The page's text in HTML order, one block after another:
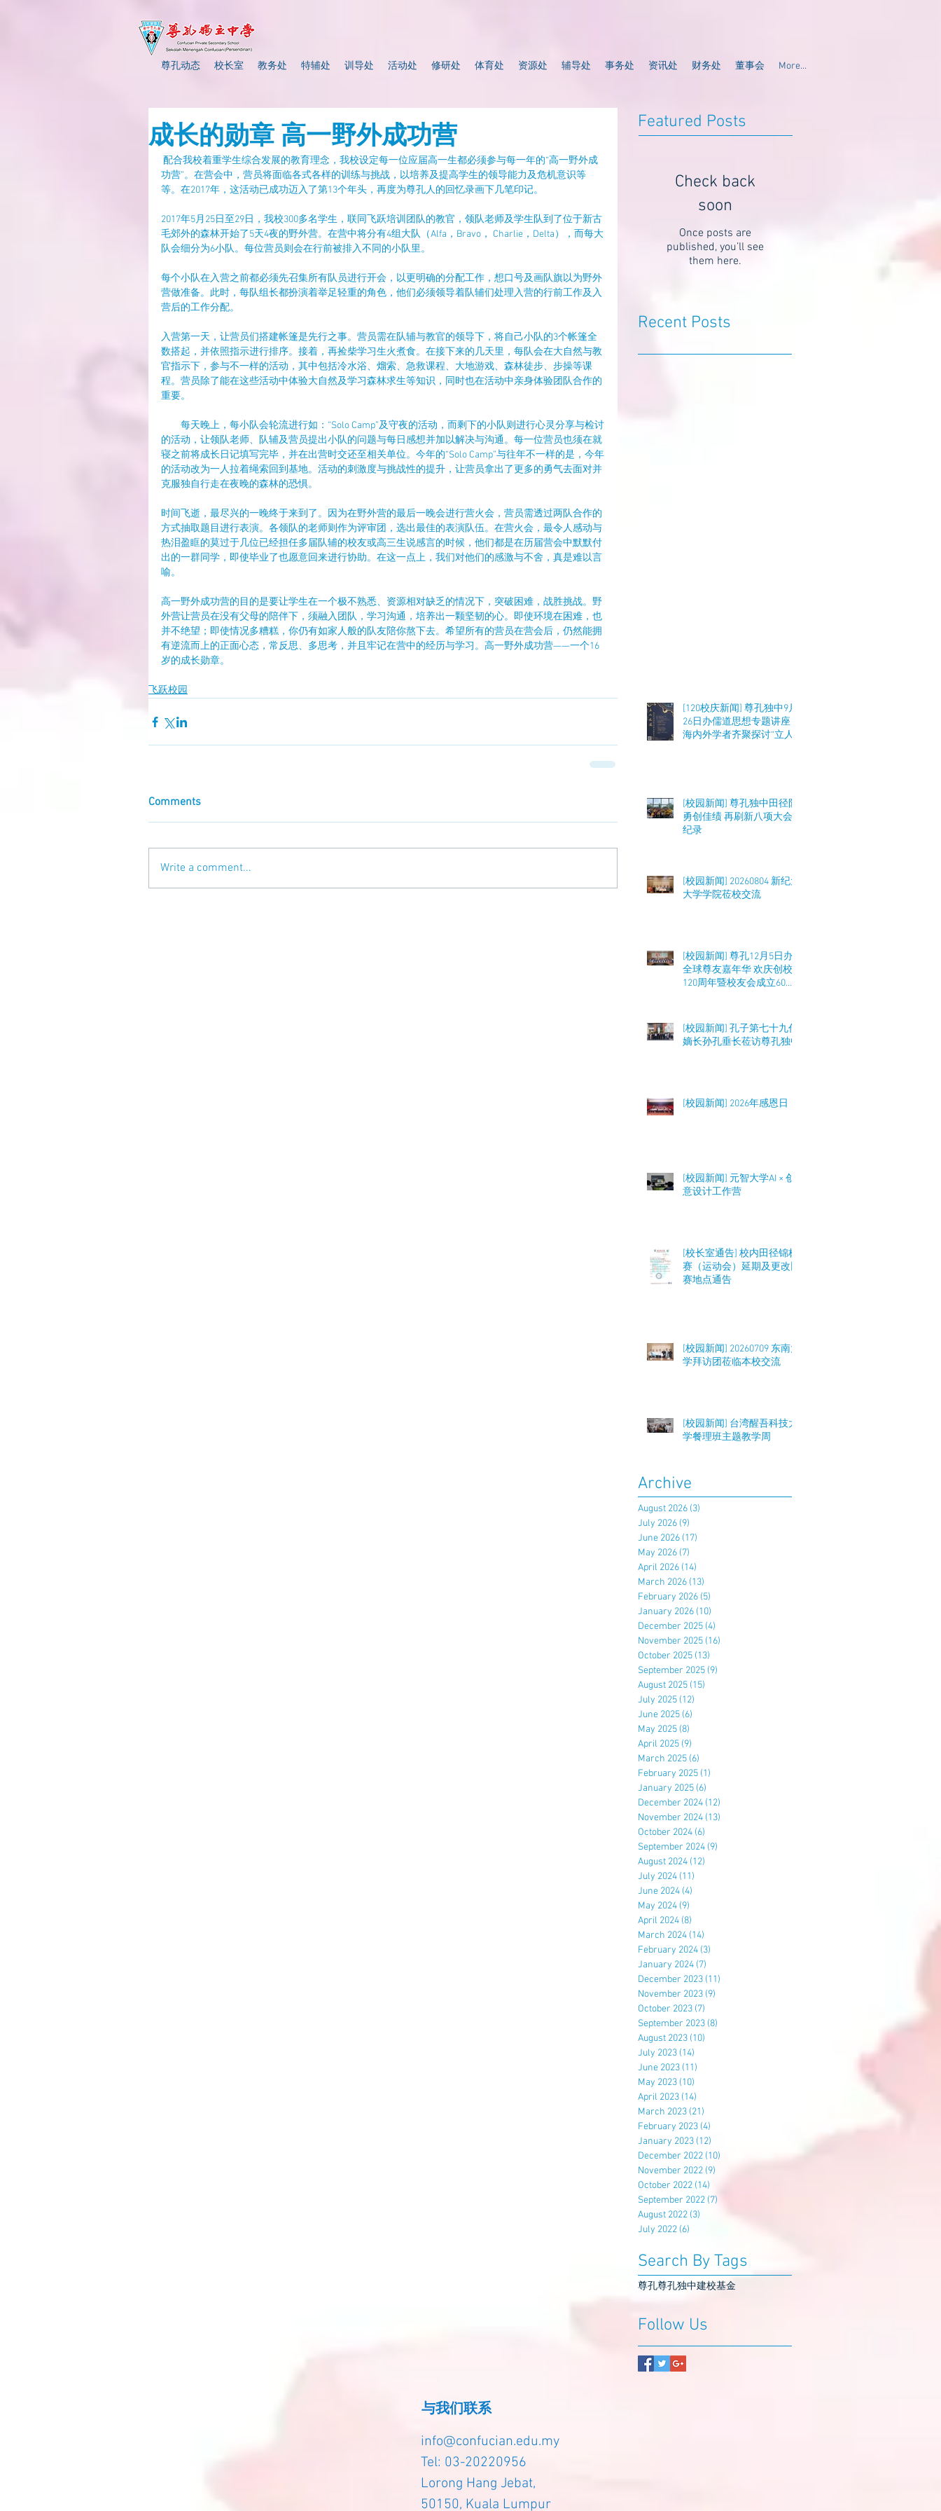
尊孔动态 校长室 教务处 特辅处 训导处 活动处 修研处 体育处 资源处 辅导处 事务处 资讯处 财务处 董事会 More...
成长的勋章 高一野外成功营
功营”。在营会中，营员将面临各式各样的训练与挑战，以培养及提高学生的领导能力及危机意识等
等。在2017年，这活动已成功迈入了第13个年头，再度为尊孔人的回忆录画下几笔印记。
2017年5月25日至29日，我校300多名学生，联同飞跃培训团队的教官，领队老师及学生队到了位于新古
毛郊外的森林开始了5天4夜的野外营。在营中将分有4组大队（Alfa，Bravo， Charlie，Delta），而每大
队会细分为6小队。每位营员则会在行前被排入不同的小队里。
每个小队在入营之前都必须先召集所有队员进行开会，以更明确的分配工作，想口号及画队旗以为野外
营做准备。此时，每队组长都扮演着举足轻重的角色，他们必须领导着队辅们处理入营的行前工作及入
营后的工作分配。
入营第一天，让营员们搭建帐篷是先行之事。营员需在队辅与教官的领导下，将自己小队的3个帐篷全
数搭起，并依照指示进行排序。接着，再捡柴学习生火煮食。在接下来的几天里，每队会在大自然与教
官指示下，参与不一样的活动，其中包括冷水浴、熘索、急救课程、大地游戏、森林徒步、步操等课
程。营员除了能在这些活动中体验大自然及学习森林求生等知识，同时也在活动中亲身体验团队合作的
重要。
每天晚上，每小队会轮流进行如：“Solo Camp”及守夜的活动，而剩下的小队则进行心灵分享与检讨
的活动，让领队老师、队辅及营员提出小队的问题与每日感想并加以解决与沟通。每一位营员也须在就
寝之前将成长日记填写完毕，并在出营时交还至相关单位。今年的“Solo Camp”与往年不一样的是，今年
的活动改为一人拉着绳索回到基地。活动的刺激度与挑战性的提升，让营员拿出了更多的勇气去面对并
克服独自行走在夜晚的森林的恐惧。
时间飞逝，最尽兴的一晚终于来到了。因为在野外营的最后一晚会进行营火会，营员需透过两队合作的
方式抽取题目进行表演。各领队的老师则作为评审团，选出最佳的表演队伍。在营火会，最令人感动与
热泪盈眶的莫过于几位已经担任多届队辅的校友或高三生说感言的时候，他们都是在历届营会中默默付
出的一群同学，即使毕业了也愿意回来进行协助。在这一点上，我们对他们的感激与不舍，真是难以言
喻。
高一野外成功营的目的是要让学生在一个极不熟悉、资源相对缺乏的情况下，突破困难，战胜挑战。野
外营让营员在没有父母的陪伴下，须融入团队，学习沟通，培养出一颗坚韧的心。即使环境在困难，也
并不绝望；即使情况多糟糕，你仍有如家人般的队友陪你熬下去。希望所有的营员在营会后，仍然能拥
有逆流而上的正面心态，常反思、多思考，并且牢记在营中的经历与学习。高一野外成功营——一个16
岁的成长勋章。
飞跃校园
Comments
Write a comment...
Featured Posts
Check back
soon
Once posts are
published, you’ll see
them here.
Recent Posts
[120校庆新闻] 尊孔独中9月
26日办儒道思想专题讲座
海内外学者齐聚探讨“立人
[校园新闻] 尊孔独中田径队
勇创佳绩 再刷新八项大会
纪录
[校园新闻] 20260804 新纪元
大学学院莅校交流
[校园新闻] 尊孔12月5日办
全球尊友嘉年华 欢庆创校
120周年暨校友会成立60周
[校园新闻] 孔子第七十九代
嫡长孙孔垂长莅访尊孔独中
[校园新闻] 2026年感恩日
[校园新闻] 元智大学AI × 创
意设计工作营
[校长室通告] 校内田径锦标
赛（运动会）延期及更改比
赛地点通告
[校园新闻] 20260709 东南大
学拜访团莅临本校交流
[校园新闻] 台湾醒吾科技大
学餐理班主题教学周
Archive
August 2026 (3)
July 2026 (9)
June 2026 (17)
May 2026 (7)
April 2026 (14)
March 2026 (13)
February 2026 (5)
January 2026 (10)
December 2025 (4)
November 2025 (16)
October 2025 (13)
September 2025 (9)
August 2025 (15)
July 2025 (12)
June 2025 (6)
May 2025 (8)
April 2025 (9)
March 2025 (6)
February 2025 (1)
January 2025 (6)
December 2024 (12)
November 2024 (13)
October 2024 (6)
September 2024 (9)
August 2024 (12)
July 2024 (11)
June 2024 (4)
May 2024 (9)
April 2024 (8)
March 2024 (14)
February 2024 (3)
January 2024 (7)
December 2023 (11)
November 2023 (9)
October 2023 (7)
September 2023 (8)
August 2023 (10)
July 2023 (14)
June 2023 (11)
May 2023 (10)
April 2023 (14)
March 2023 (21)
February 2023 (4)
January 2023 (12)
December 2022 (10)
November 2022 (9)
October 2022 (14)
September 2022 (7)
August 2022 (3)
July 2022 (6)
Search By Tags
尊孔尊孔独中建校基金
Follow Us
与我们联系
info@confucian.edu.my
Tel: 03-20220956
Lorong Hang Jebat,
50150, Kuala Lumpur